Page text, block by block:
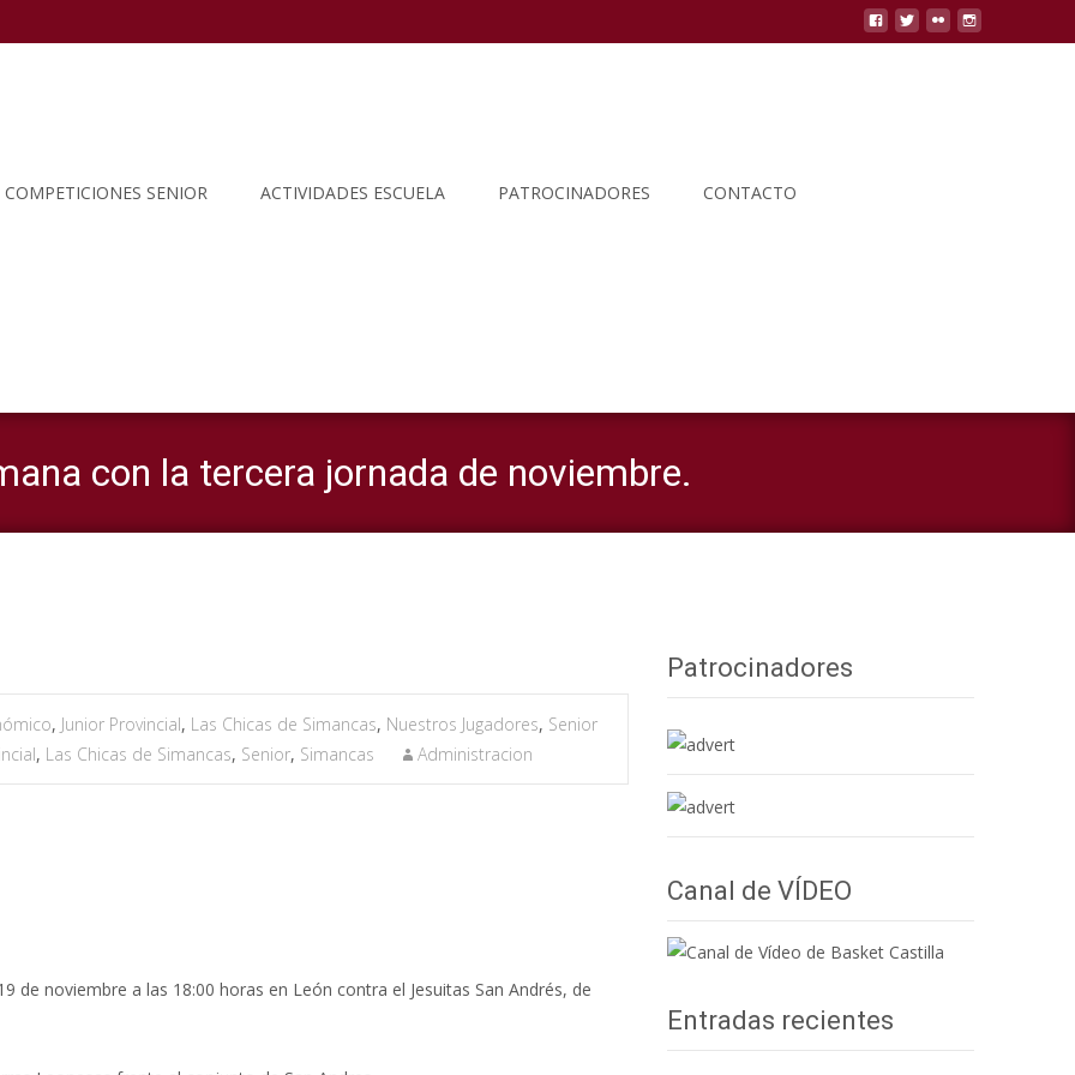
COMPETICIONES SENIOR ACTIVIDADES ESCUELA PATROCINADORES CONTACTO
con la tercera jornada de noviembre.
, Junior Provincial, Las Chicas de Simancas, Nuestros Jugadores, Senior
, Las Chicas de Simancas, Senior, Simancas Administracion
de noviembre a las 18:00 horas en León contra el Jesuitas San Andrés, de
Patrocinadores
Canal de VÍDEO
Entradas recientes